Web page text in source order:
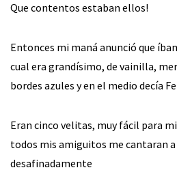
Que contentos estaban ellos!
Entonces mi maná anunció que
cual era grandísimo, de vainilla,
bordes azules y en el medio decía
Eran cinco velitas, muy fácil para
todos mis amiguitos me cantaran
desafinadamente